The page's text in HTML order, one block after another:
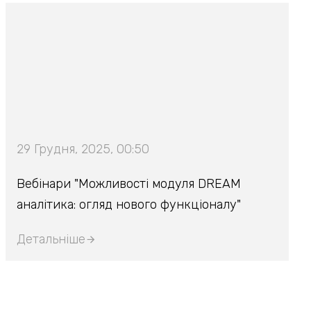
29 Грудня, 2025, 00:50
Вебінари "Можливості модуля DREAM
аналітика: огляд нового функціоналу"
Детальніше